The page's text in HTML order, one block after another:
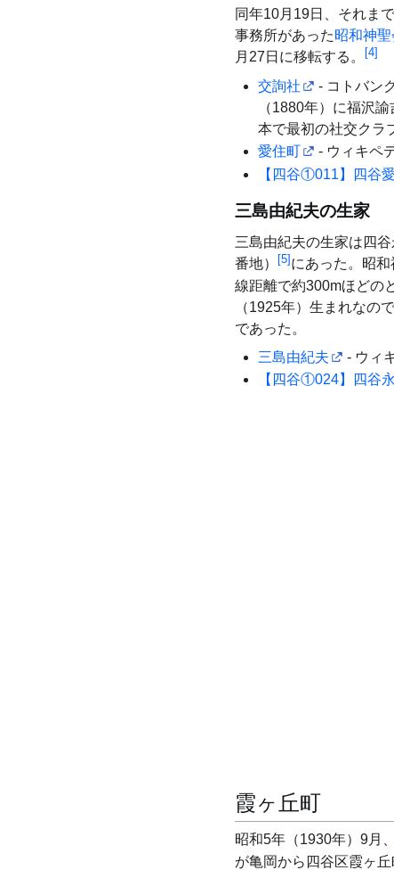
同年10月19日、それま
事務所があった昭和神聖
月27日に移転する。
[4]
交詢社 - コトバンク
（1880年）に福沢
本で最初の社交クラ
愛住町
- ウィキペ
【四谷①011】四谷
三島由紀夫の生家
三島由紀夫の生家は四
番地）
[5] にあった。昭
線距離で約300mほどの
（1925年）生まれなの
であった。
三島由紀夫
- ウィ
【四谷①024】四谷
霞ヶ丘町
昭和5年（1930年）9月、
が亀岡から四谷区霞ヶ